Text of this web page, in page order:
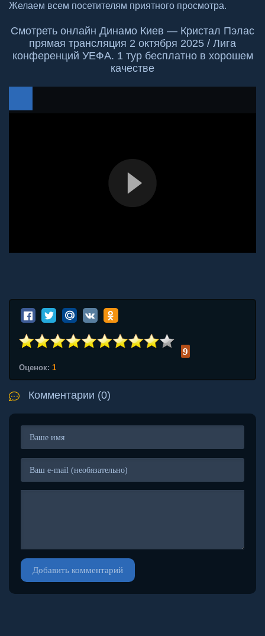
Желаем всем посетителям приятного просмотра.
Смотреть онлайн Динамо Киев — Кристал Пэлас
прямая трансляция 2 октября 2025 / Лига
конференций УЕФА. 1 тур бесплатно в хорошем
качестве
9
Оценок: 1
Комментарии (0)
Добавить комментарий